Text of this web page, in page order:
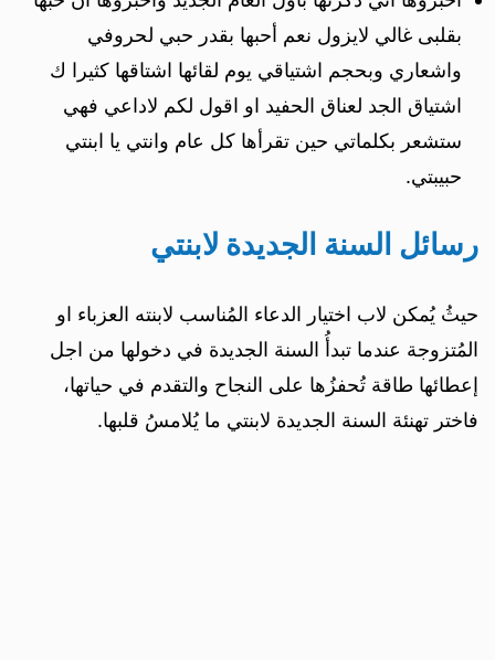
بقلبى غالي لايزول نعم أحبها بقدر حبي لحروفي
واشعاري وبحجم اشتياقي يوم لقائها اشتاقها كثيرا ك
اشتياق الجد لعناق الحفيد او اقول لكم لاداعي فهي
ستشعر بكلماتي حين تقرأها كل عام وانتي يا ابنتي
حبيبتي.
رسائل السنة الجديدة لابنتي
حيثُ يُمكن لاب اختيار الدعاء المُناسب لابنته العزباء او
المُتزوجة عندما تبدأُ السنة الجديدة في دخولها من اجل
إعطائها طاقة تُحفزُها على النجاح والتقدم في حياتها،
فاختر تهنئة السنة الجديدة لابنتي ما يُلامسُ قلبها.